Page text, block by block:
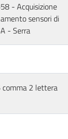
- Acquisizione
sensori di
- Serra
comma 2 lettera